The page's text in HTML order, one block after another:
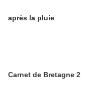
après la pluie
Carnet de Bretagne 2